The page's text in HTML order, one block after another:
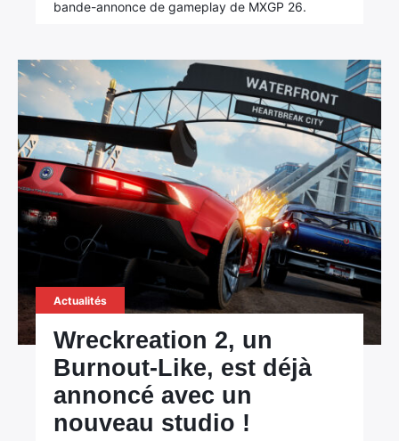
bande-annonce de gameplay de MXGP 26.
Actualités
Wreckreation 2, un
Burnout-Like, est déjà
annoncé avec un
nouveau studio !